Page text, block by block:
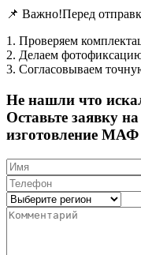
📌 Важно!Перед
1. Проверяем
2. Делаем
3. Согласовываем
Не нашли что
Оставьте заявку
изготовление МАФ